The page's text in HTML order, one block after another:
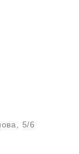
5/6